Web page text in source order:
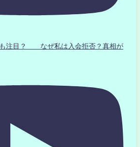
も注目？ なぜ私は入会拒否？真相が